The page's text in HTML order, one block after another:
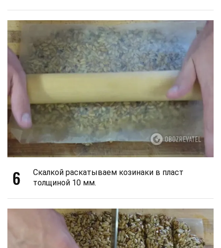
6
Скалкой раскатываем козинаки в пласт
толщиной 10 мм.